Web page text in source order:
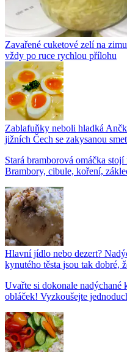
Zavařené cuketové zelí na
vždy po ruce rychlou přílohu
Zablafuňky neboli hladká
jižních Čech se zakysanou
Stará bramborová omáčka
Brambory, cibule, koření,
Hlavní jídlo nebo dezert?
kynutého těsta jsou tak dobré,
Uvařte si dokonale
obláček! Vyzkoušejte